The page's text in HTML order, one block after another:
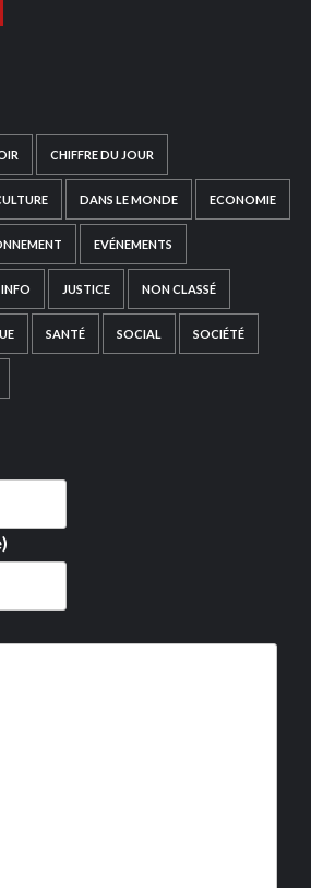
CHIFFRE DU JOUR
DANS LE MONDE ECONOMIE
EVÉNEMENTS
JUSTICE NON CLASSÉ
SANTÉ SOCIAL SOCIÉTÉ